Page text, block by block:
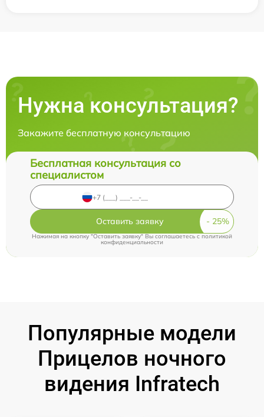
Нужна консультация?
Закажите бесплатную консультацию
Бесплатная консультация со
специалистом
Оставить заявку
Нажимая на кнопку "Оставить заявку" Вы соглашаетесь cполитикой
конфиденциальности
Популярные модели
Прицелов ночного
видения Infratech